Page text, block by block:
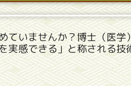
ていませんか？博士（医
感できる」と称される技